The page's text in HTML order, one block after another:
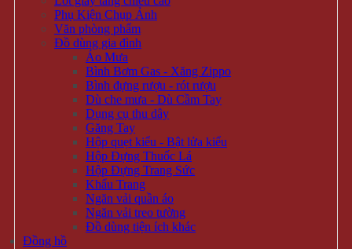
Phụ Kiện Chụp Ảnh
Văn phòng phẩm
Đồ dùng gia đình
Áo Mưa
Bình Bơm Gas - Xăng Zippo
Bình đựng rượu - rót rượu
Dù che mưa - Dù Cầm Tay
Dụng cụ thu dây
Găng Tay
Hộp quẹt kiểu - Bật lửa kiểu
Hộp Đựng Thuốc Lá
Hộp Đựng Trang Sức
Khẩu Trang
Ngăn vải quần áo
Ngăn vải treo tường
Đồ dùng tiện ích khác
Đồng hồ